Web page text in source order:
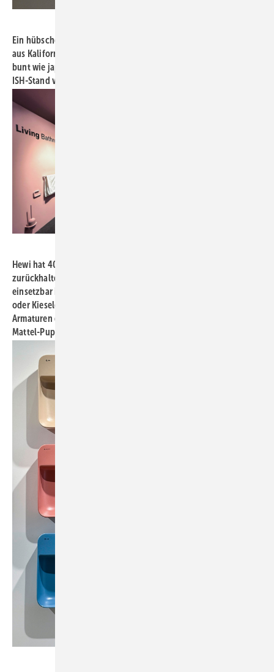
Ein hübscher Blickfang: Die Armaturen von einem Unternehmen
aus Kalifornien sind ungewohnt für deutsche Augen und fast so
bunt wie japanische Kimonos und Winke-Katzen (gesehen am
ISH-Stand von Maykke).
Hewi hat 40 durchdachte Sanitärprodukte in einem zarten,
zurückhaltenden Rosé auf den Markt gebracht, perfekt
einsetzbar im modernen Bad. Gute Kombi mit Anthrazit-, Beton-
oder Kieselgrau, oder mögen Sie Oliv mit messingfarbenen
Armaturen dazu? Auslöser für die Barbie-Kooperation waren die
Mattel-Puppen zum Thema Inklusion und Diversität.